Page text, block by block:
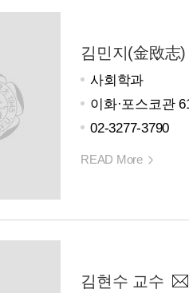
김민지(金敃志
사회학과
이화·포스코관
02-3277-3790
READ More
김현수 교수